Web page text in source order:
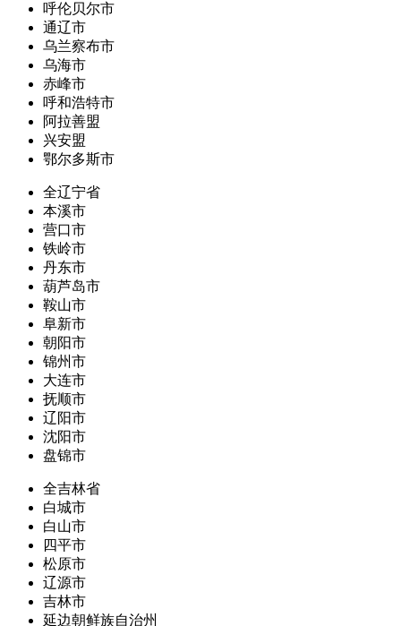
呼伦贝尔市
通辽市
乌兰察布市
乌海市
赤峰市
呼和浩特市
阿拉善盟
兴安盟
鄂尔多斯市
全辽宁省
本溪市
营口市
铁岭市
丹东市
葫芦岛市
鞍山市
阜新市
朝阳市
锦州市
大连市
抚顺市
辽阳市
沈阳市
盘锦市
全吉林省
白城市
白山市
四平市
松原市
辽源市
吉林市
延边朝鲜族自治州